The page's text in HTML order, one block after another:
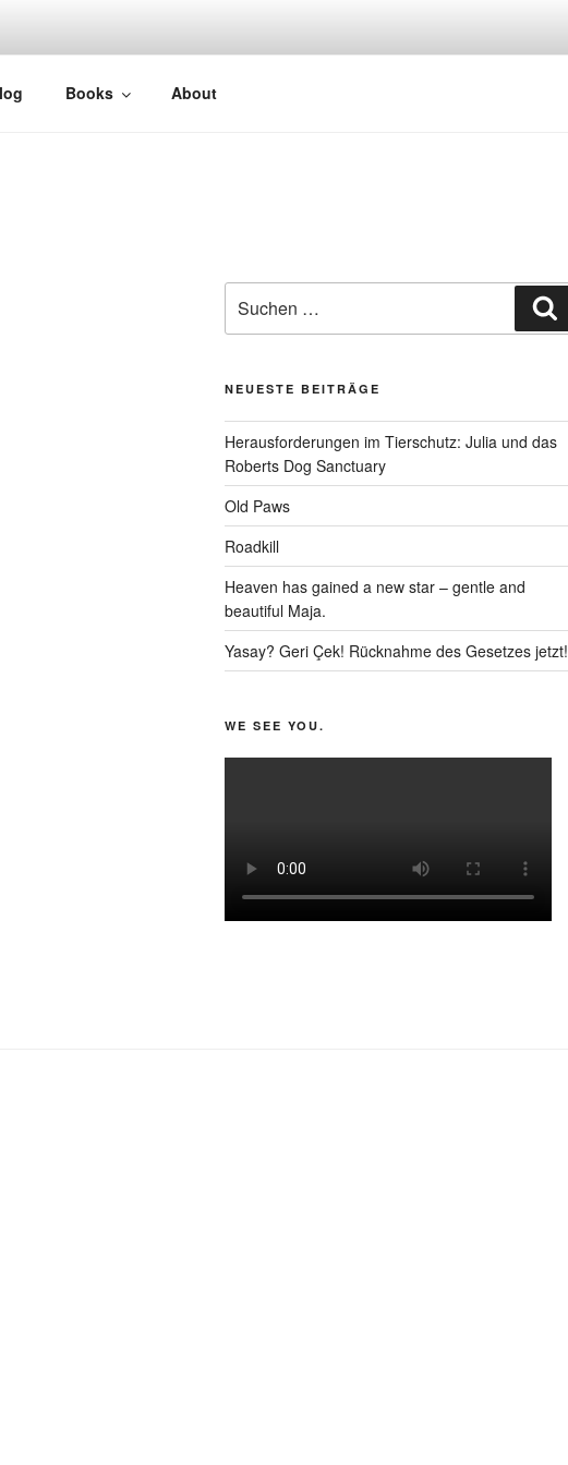
Books About
nach:
NEUESTE BEITRÄGE
Herausforderungen im Tierschutz: Julia und das
Roberts Dog Sanctuary
Old Paws
Roadkill
Heaven has gained a new star – gentle and
beautiful Maja.
Yasay? Geri Çek! Rücknahme des Gesetzes jetzt!
WE SEE YOU.